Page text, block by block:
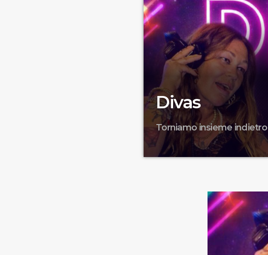
Divas
Torniamo insieme
Venerdì 31 luglio Eccentrica,
quale cantante vi facesse
Cindy Louper. Io mi chiamo